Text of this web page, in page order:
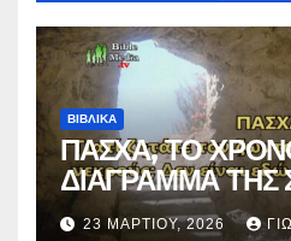
ΒΙΒΛΙΚΑ
ΠΑΣΧΑ, ΤΟ
ΔΙΑΓΡΑΜΜΑ ΤΗΣ
23 ΜΑΡΤΊΟΥ, 2026